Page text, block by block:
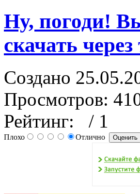
Ну, погоди!
скачать
Создано
Просмотров:
Рейтинг:
/ 1
Плохо Отлично